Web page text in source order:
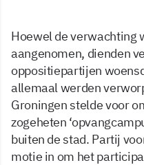
Hoewel de verwachting
aangenomen, dienden
oppositiepartijen
allemaal werden
Groningen stelde voor
zogeheten
buiten de stad. Partij
motie in om het